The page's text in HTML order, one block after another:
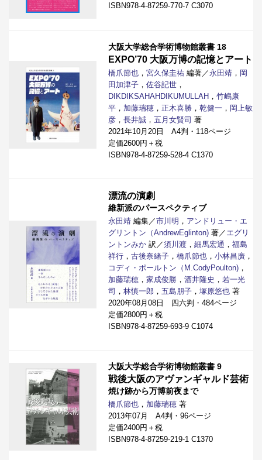
ISBN978-4-87259-770-7 C3070
大阪大学総合学術博物館叢書 18
EXPO’70 大阪万博の記憶とアート
橋爪節也 ， 宮久保圭祐 編著／永田靖 ， 岡
田加津子 ， 佐谷記世 ，
DIKDIKSAHAHDIKUMULLAH ， 竹嶋康
平 ， 加藤瑞穂 ， 正木喜勝 ， 乾健一 ， 岡上敏
彦 ， 長井誠 ， 五月女賢司 著
2021年10月20日 A4判・118ページ
定価2600円＋税
ISBN978-4-87259-528-4 C1370
漂流の演劇
維新派のパースペクティブ
永田靖 編集／市川明 ， アンドリュー・エ
グリントン（AndrewEglinton) 著／ エグリ
ントンみか 訳／須川渡 ， 細馬宏通 ， 福島
祥行 ， 古後奈緒子 ， 橋爪節也 ， 小林昌廣 ，
コディ・ポールトン（M.CodyPoulton) ，
加藤瑞穂 ， 家成俊勝 ， 酒井隆史 ， 若一光
司 ， 林慎一郎 ， 五島朋子 ， 塚原悠也 著
2020年08月08日 四六判・484ページ
定価2800円＋税
ISBN978-4-87259-693-9 C1074
大阪大学総合学術博物館叢書 9
戦後大阪のアヴァンギャルド芸術
焼け跡から万博前夜まで
橋爪節也 ， 加藤瑞穂 著
2013年07月 A4判・96ページ
定価2400円＋税
ISBN978-4-87259-219-1 C1370